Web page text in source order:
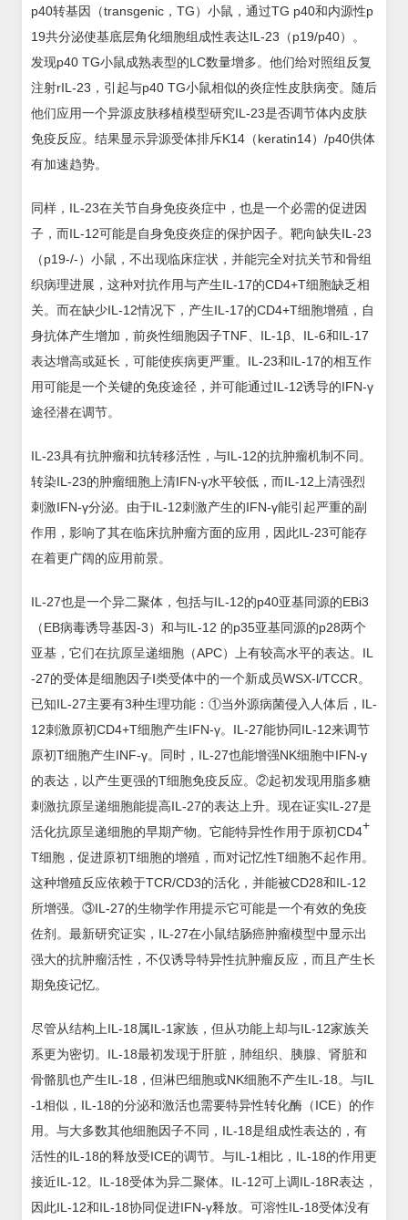
p40转基因（transgenic，TG）小鼠，通过TG p40和内源性p
19共分泌使基底层角化细胞组成性表达IL-23（p19/p40）。
发现p40 TG小鼠成熟表型的LC数量增多。他们给对照组反复
注射rIL-23，引起与p40 TG小鼠相似的炎症性皮肤病变。随后
他们应用一个异源皮肤移植模型研究IL-23是否调节体内皮肤
免疫反应。结果显示异源受体排斥K14（keratin14）/p40供体
有加速趋势。
同样，IL-23在关节自身免疫炎症中，也是一个必需的促进因
子，而IL-12可能是自身免疫炎症的保护因子。靶向缺失IL-23
（p19-/-）小鼠，不出现临床症状，并能完全对抗关节和骨组
织病理进展，这种对抗作用与产生IL-17的CD4+T细胞缺乏相
关。而在缺少IL-12情况下，产生IL-17的CD4+T细胞增殖，自
身抗体产生增加，前炎性细胞因子TNF、IL-1β、IL-6和IL-17
表达增高或延长，可能使疾病更严重。IL-23和IL-17的相互作
用可能是一个关键的免疫途径，并可能通过IL-12诱导的IFN-γ
途径潜在调节。
IL-23具有抗肿瘤和抗转移活性，与IL-12的抗肿瘤机制不同。
转染IL-23的肿瘤细胞上清IFN-γ水平较低，而IL-12上清强烈
刺激IFN-γ分泌。由于IL-12刺激产生的IFN-γ能引起严重的副
作用，影响了其在临床抗肿瘤方面的应用，因此IL-23可能存
在着更广阔的应用前景。
IL-27也是一个异二聚体，包括与IL-12的p40亚基同源的EBi3
（EB病毒诱导基因-3）和与IL-12 的p35亚基同源的p28两个
亚基，它们在抗原呈递细胞（APC）上有较高水平的表达。IL
-27的受体是细胞因子Ⅰ类受体中的一个新成员WSX-l/TCCR。
已知IL-27主要有3种生理功能：①当外源病菌侵入人体后，IL-
12刺激原初CD4+T细胞产生IFN-γ。IL-27能协同IL-12来调节
原初T细胞产生INF-γ。同时，IL-27也能增强NK细胞中IFN-γ
的表达，以产生更强的T细胞免疫反应。②起初发现用脂多糖
刺激抗原呈递细胞能提高IL-27的表达上升。现在证实IL-27是
活化抗原呈递细胞的早期产物。它能特异性作用于原初CD4+
T细胞，促进原初T细胞的增殖，而对记忆性T细胞不起作用。
这种增殖反应依赖于TCR/CD3的活化，并能被CD28和IL-12
所增强。③IL-27的生物学作用提示它可能是一个有效的免疫
佐剂。最新研究证实，IL-27在小鼠结肠癌肿瘤模型中显示出
强大的抗肿瘤活性，不仅诱导特异性抗肿瘤反应，而且产生长
期免疫记忆。
尽管从结构上IL-18属IL-1家族，但从功能上却与IL-12家族关
系更为密切。IL-18最初发现于肝脏，肺组织、胰腺、肾脏和
骨骼肌也产生IL-18，但淋巴细胞或NK细胞不产生IL-18。与IL
-1相似，IL-18的分泌和激活也需要特异性转化酶（ICE）的作
用。与大多数其他细胞因子不同，IL-18是组成性表达的，有
活性的IL-18的释放受ICE的调节。与IL-1相比，IL-18的作用更
接近IL-12。IL-18受体为异二聚体。IL-12可上调IL-18R表达，
因此IL-12和IL-18协同促进IFN-γ释放。可溶性IL-18受体没有